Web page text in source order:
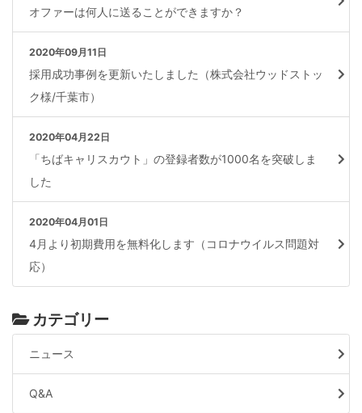
オファーは何人に送ることができますか？
2020年09月11日
採用成功事例を更新いたしました（株式会社ウッドストッ
ク様/千葉市）
2020年04月22日
「ちばキャリスカウト」の登録者数が1000名を突破しま
した
2020年04月01日
4月より初期費用を無料化します（コロナウイルス問題対
応）
カテゴリー
ニュース
Q&A